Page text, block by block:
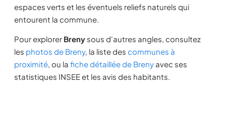
espaces verts et les éventuels reliefs naturels qui
entourent la commune.
Pour explorer Breny sous d'autres angles, consultez
les photos de Breny, la liste des communes à
proximité, ou la fiche détaillée de Breny avec ses
statistiques INSEE et les avis des habitants.